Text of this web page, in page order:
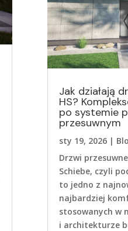
Jak działają
HS?
po systemie
przesuwnym
sty 19, 2026|
Drzwi
Schiebe, czyli
to jedno z
najbardziej
stosowanych w
i architekturze